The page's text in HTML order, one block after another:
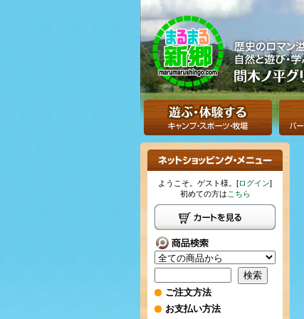
ようこそ。ゲスト様。[ログイン]
初めての方は こちら
ご注文方法
お支払い方法